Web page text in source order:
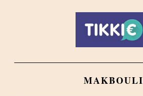
MAKBOULI